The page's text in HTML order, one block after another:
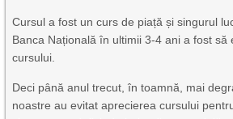
Cursul a fost un curs de piață și singurul
Banca Națională în ultimii 3-4 ani a fost să
cursului.
Deci până anul trecut, în toamnă, mai
noastre au evitat aprecierea cursului